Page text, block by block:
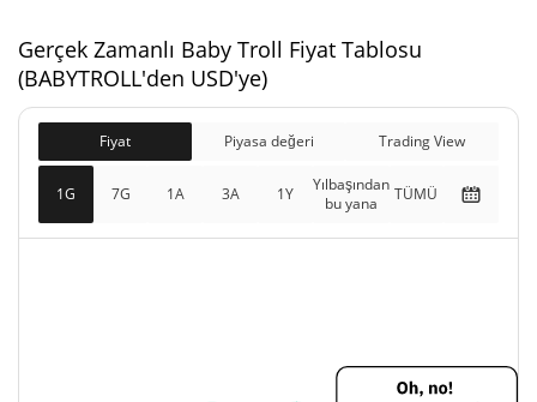
Baby Troll piyasa değeri
Piyasa Değeri
Tamamen Seyreltilmiş
Piyasa değeri
$174.612
Gerçek Zamanlı Baby Troll Fiyat Tablosu
(BABYTROLL'den USD'ye)
Fiyat Piyasa değeri Trading View
1G 7G 1A 3A 1Y
Yılbaşından
bu yana
TÜMÜ